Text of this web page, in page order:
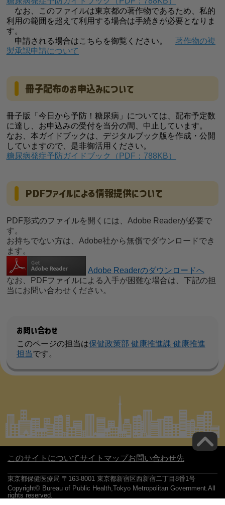
なお、このファイルは東京都の著作物であるため、私的
利用の範囲を超えて利用する場合は手続きが必要となりま
す。
申請される場合はこちらを御覧ください。 著作物の複
製承認申請について
冊子配布のお申込みについて
冊子版「今日から予防！糖尿病」については、配布予定数
に達し、お申込みの受付を当分の間、中止しています。
なお、本ガイドブックは、デジタルブック版を作成・公開
していますので、是非御活用ください。
糖尿病発症予防ガイドブック（PDF：788KB）
PDFファイルによる情報提供について
PDF形式のファイルを開くには、Adobe Readerが必要で
す。
お持ちでない方は、Adobe社から無償でダウンロードでき
ます。
Adobe Readerのダウンロードへ
なお、PDFファイルによる入手が困難な場合は、下記の担
当にお問い合わせください。
お問い合わせ
このページの担当は保健政策部 健康推進課 健康推進
担当です。
このサイトについてサイトマップお問い合わせ先
東京都保健医療局 〒163-8001 東京都新宿区西新宿二丁目8番1号
Copyright© Bureau of Public Health,Tokyo Metropolitan Government.All
rights reserved.